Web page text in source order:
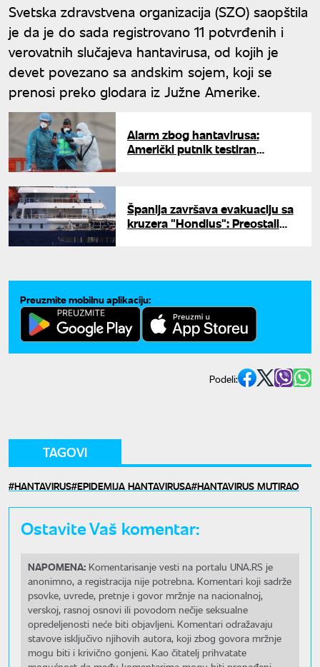
Svetska zdravstvena organizacija (SZO) saopštila
je da je do sada registrovano 11 potvrđenih i
verovatnih slučajeva hantavirusa, od kojih je
devet povezano sa andskim sojem, koji se
prenosi preko glodara iz Južne Amerike.
Alarm zbog hantavirusa:
Američki putnik testiran
Španija završava evakuaciju sa
kruzera "Hondius": Preostali
Preuzmite mobilnu aplikaciju:
Podeli:
TAGOVI
HANTAVIRUS EPIDEMIJA HANTAVIRUSA HANTAVIRUS MUTIRAO
Ostavite Vaš komentar:
NAPOMENA: Komentarisanje vesti na portalu UNA.RS je
anonimno, a registracija nije potrebna. Komentari koji sadrže
psovke, uvrede, pretnje i govor mržnje na nacionalnoj,
verskoj, rasnoj osnovi ili povodom nečije seksualne
opredeljenosti neće biti objavljeni. Komentari odražavaju
stavove isključivo njihovih autora, koji zbog govora mržnje
mogu biti i krivično gonjeni. Kao čitatelj prihvatate